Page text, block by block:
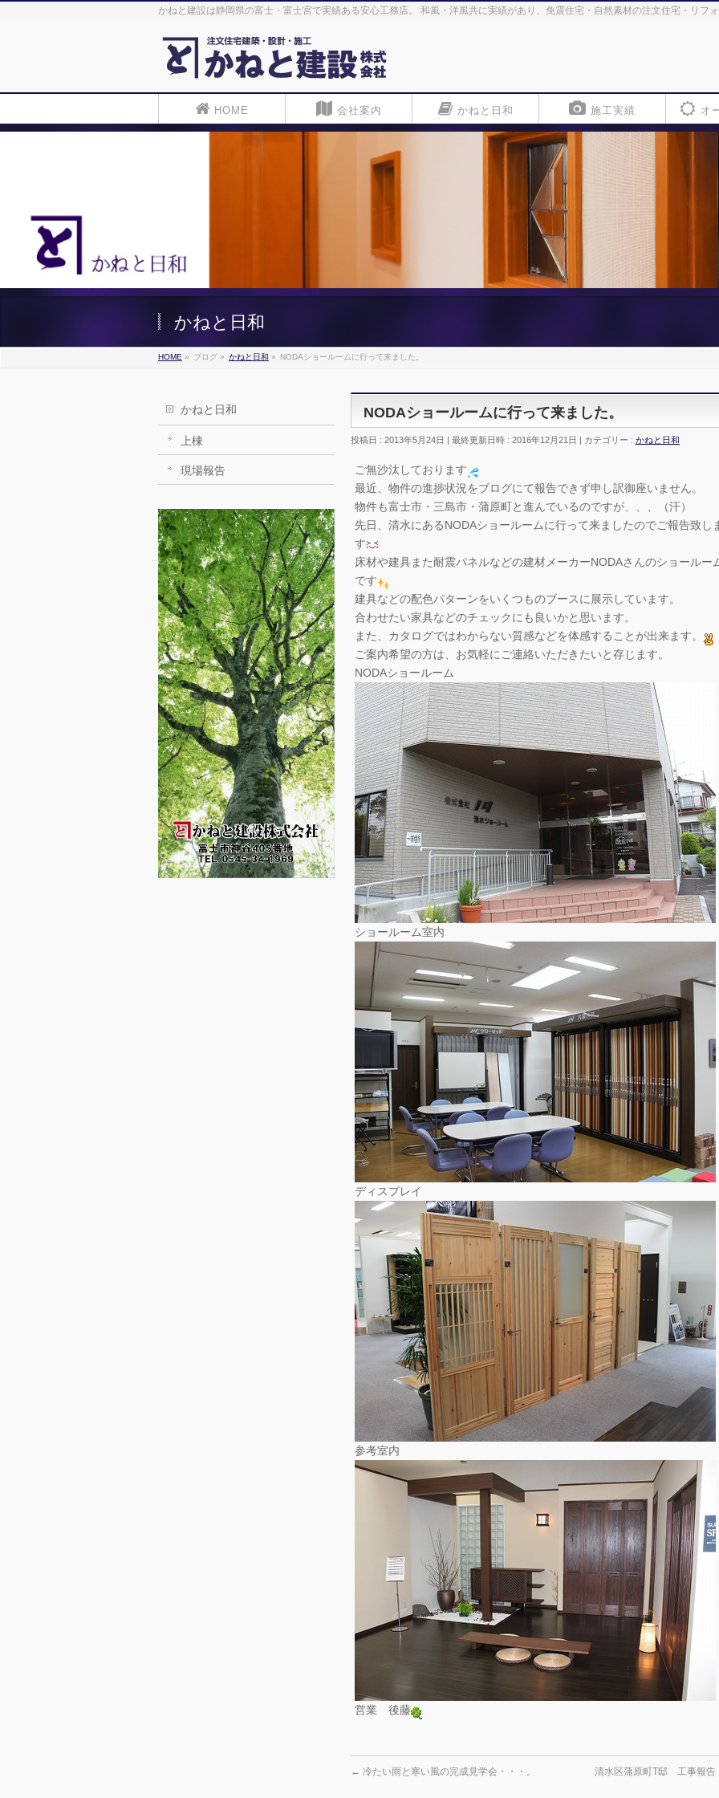
かねと建設は静岡県の富士・富士宮で実績ある安心工務店。 和風・洋風共に実績があり、免震住宅・自然素材の注文住宅・リフ
HOME 会社案内 かねと日和 施工実績 オ
かねと日和
HOME » ブログ » かねと日和 » NODAショールームに行って来ました。
かねと日和
上棟
現場報告
NODAショールームに行って来ました。
投稿日 : 2013年5月24日 最終更新日時 : 2016年12月21日 カテゴリー : かねと日和
ご無沙汰しております
最近、物件の進捗状況をブログにて報告できず申し訳御座いません。
物件も富士市・三島市・蒲原町と進んでいるのですが、、、（汗）
先日、清水にあるNODAショールームに行って来ましたのでご報告致し
す
床材や建具また耐震パネルなどの建材メーカーNODAさんのショールー
です
建具などの配色パターンをいくつものブースに展示しています。
合わせたい家具などのチェックにも良いかと思います。
また、カタログではわからない質感などを体感することが出来ます。
ご案内希望の方は、お気軽にご連絡いただきたいと存じます。
NODAショールーム
ショールーム室内
ディスプレイ
参考室内
営業 後藤
← 冷たい雨と寒い風の完成見学会・・・。 清水区蒲原町T邸 工事報告